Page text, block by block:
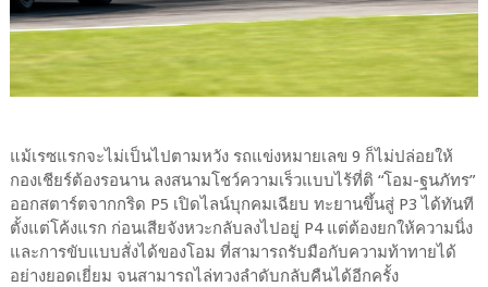
แม้เรซแรกจะไม่เป็นไปตามหวัง​ รถแข่งหมายเลข​ 9​​ ก็ไม่ปล่อยให้
กองเชียร์ต้องรอนาน​​ ลงสนามโชว์ความเร็วแบบไร้ที่ติ “โอม-ฐนภัทร”
ออกสตาร์ตจากกริด P5 เปิดไลน์บุกคมเฉียบ ทะยานขึ้นสู่ P3 ได้ทันที
ตั้งแต่โค้งแรก ก่อนเสียจังหวะกลับลงไปอยู่ P4 แต่​ต้องยกให้ความนิ่ง
และการขับแบบสั่งได้ของโอม​ ที่สามารถรับมือกับความท้าทายได้
อย่างยอดเยี่ยม จนสามารถไล่ทวงลำดับกลับคืนได้อีกครั้ง